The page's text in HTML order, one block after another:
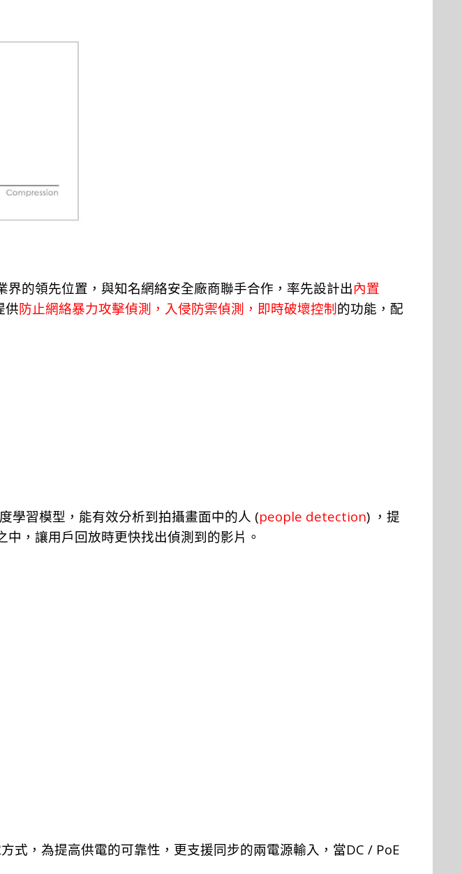
界的領先位置，與知名網絡安全廠商聯手合作，率先設計出內置
供防止網絡暴力攻擊偵測，入侵防禦偵測，即時破壞控制 的功能，配
學習模型，能有效分析到拍攝畫面中的人 (people detection) ，提
中，讓用戶回放時更快找出偵測到的影片。
式，為提高供電的可靠性，更支援同步的兩電源輸入，當DC / PoE